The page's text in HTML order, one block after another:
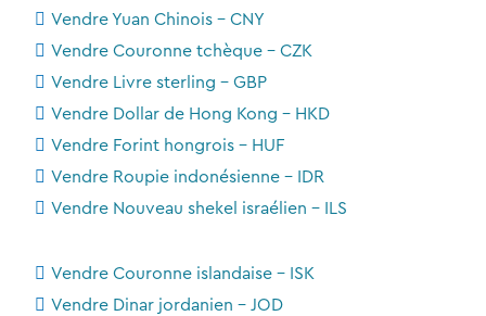
Vendre Yuan Chinois - CNY
Vendre Couronne tchèque - CZK
Vendre Livre sterling - GBP
Vendre Dollar de Hong Kong - HKD
Vendre Forint hongrois - HUF
Vendre Roupie indonésienne - IDR
Vendre Nouveau shekel israélien - ILS
Vendre Couronne islandaise - ISK
Vendre Dinar jordanien - JOD